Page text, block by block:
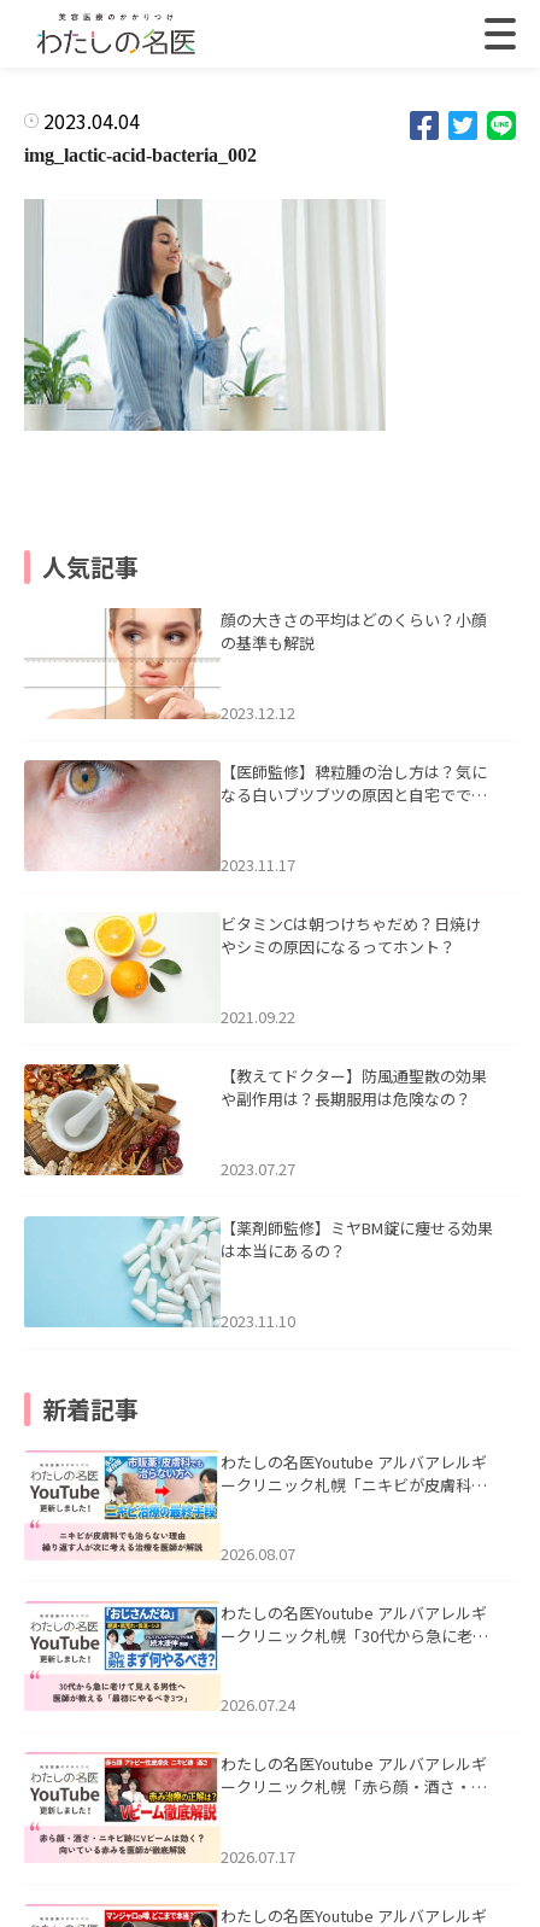
2023.04.04
img_lactic-acid-bacteria_002
人気記事
顔の大きさの平均はどのくらい？小顔
の基準も解説
2023.12.12
【医師監修】稗粒腫の治し方は？気に
なる白いブツブツの原因と自宅ででき
2023.11.17
ビタミンCは朝つけちゃだめ？日焼け
やシミの原因になるってホント？
2021.09.22
【教えてドクター】防風通聖散の効果
や副作用は？長期服用は危険なの？
2023.07.27
【薬剤師監修】ミヤBM錠に痩せる効果
は本当にあるの？
2023.11.10
新着記事
わたしの名医Youtube アルバアレルギ
ークリニック札幌「ニキビが皮膚科で
ました。
2026.08.07
わたしの名医Youtube アルバアレルギ
ークリニック札幌「30代から急に老け
た。
2026.07.24
わたしの名医Youtube アルバアレルギ
ークリニック札幌「赤ら顔・酒さ・ニ
した。
2026.07.17
わたしの名医Youtube アルバアレルギ